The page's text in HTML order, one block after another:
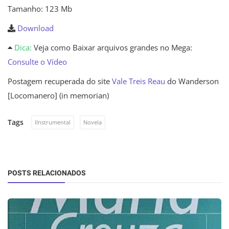
Tamanho: 123 Mb
Download
Dica: Veja como Baixar arquivos grandes no Mega:
Consulte o Vídeo
Postagem recuperada do site Vale Treis Reau do Wanderson
[Locomanero] (in memorian)
Tags IInstrumental Novela
POSTS RELACIONADOS